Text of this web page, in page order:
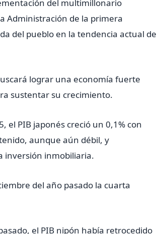
del multimillonario
Administración de la primera
del pueblo en la tendencia actual de
lograr una economía fuerte
sustentar su crecimiento.
el PIB japonés creció un 0,1% con
aunque aún débil, y
inversión inmobiliaria.
del año pasado la cuarta
el PIB nipón había retrocedido